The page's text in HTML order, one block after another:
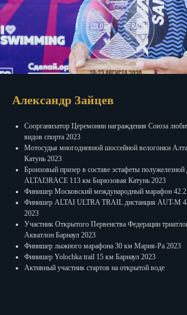
Александр Зайцев
Соорганизатор Церемонии награждения Союза
видов спорта 2023
Мотосудья многодневной шоссейной велогонки
Катунь 2023
Бронзовый призер в составе эстафеты полужелезной
ALTAI3RACE 113 км Бирюзовая Катунь 2023
Финишер Московский международный марафон
Финишер АLTAI ULTRA TRAIL дистанция AUT-М
2023
Участник Открытого Первенства Федерации
Акватлон Барнаул 2023
Финишер лыжного марафона 30 км Мария-Ра 2023
Финишер Yolochka trail 15 км Барнаул 2023
Активный участник стартов на открытой воде